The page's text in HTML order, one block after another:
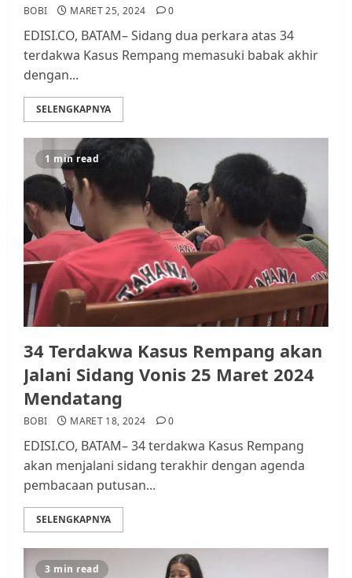
BOBI MARET 25, 2024 0
EDISI.CO, BATAM– Sidang dua perkara atas 34
terdakwa Kasus Rempang memasuki babak akhir
dengan...
SELENGKAPNYA
1 min read
34 Terdakwa Kasus Rempang akan
Jalani Sidang Vonis 25 Maret 2024
Mendatang
BOBI MARET 18, 2024 0
EDISI.CO, BATAM– 34 terdakwa Kasus Rempang
akan menjalani sidang terakhir dengan agenda
pembacaan putusan...
SELENGKAPNYA
3 min read